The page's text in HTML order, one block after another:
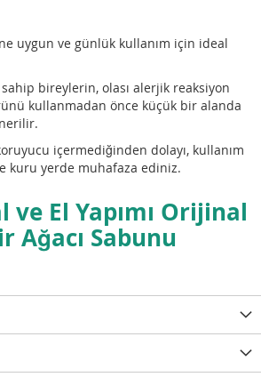
uygun ve günlük kullanım için ideal
bireylerin, olası alerjik reaksiyon
kullanmadan önce küçük bir alanda
içermediğinden dolayı, kullanım
kuru yerde muhafaza ediniz.
ve El Yapımı Orijinal
Ağacı Sabunu